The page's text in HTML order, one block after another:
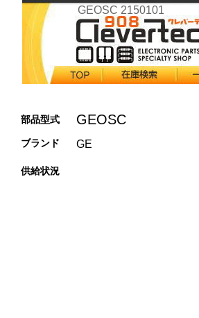
GEOSC 2150101
部品型式 GEOSC
ブランド GE
供給状況